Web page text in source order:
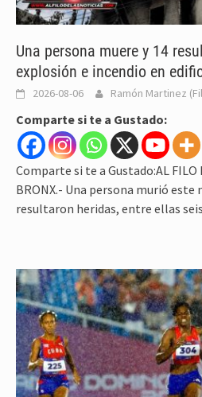
Una persona muere y 14
explosión e incendio en
2026-08-06 Ramón Martinez
Comparte si te a Gustado:
Comparte si te a Gustado:AL FILO
BRONX.- Una persona murió este
resultaron heridas, entre ellas seis